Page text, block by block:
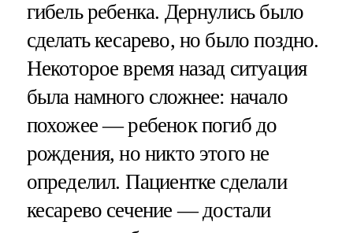
гибель ребенка. Дернулись было
сделать кесарево, но было поздно.
Некоторое время назад ситуация
была намного сложнее: начало
похожее — ребенок погиб до
рождения, но никто этого не
определил. Пациентке сделали
кесарево сечение — достали